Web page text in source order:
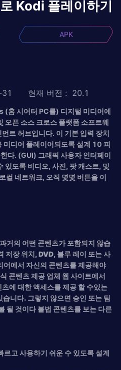
Kodi 플레이하기
APK
현재 버전 : 20.1
(홈 시어터 PC를) 디지털 미디어에
오픈 소스 크로스 플랫폼 소프트웨
트 허브입니다. 이 기본 입력 장치
미디어 플레이어되도록 설계 10 피
다. (GUI) 그래픽 사용자 인터페이
있도록 비디오, 사진, 팟 캐스트, 및
컬 네트워크, 오직 몇몇 버튼을 이
거의 어떤 콘텐츠가 포함되지 않습
저장 위치, DVD, 블루 레이 또는 사
어에서 자신의 콘텐츠를 제공해야
콘텐츠 제공 업체 웹 사이트에서
에 대한 액세스를 제공 할 수있는
니다. 그렇지 않으면 승인 또는 팀
될 것이다 불법 콘텐츠를 보는 다른
고 사용하기 쉬운 수 있도록 설계